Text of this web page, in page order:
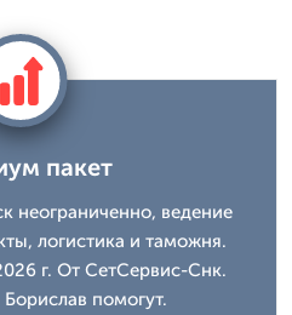
пакет
неограниченно, ведение
логистика и таможня.
г. От СетСервис-Снк.
помогут.